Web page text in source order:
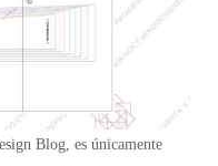
Blog, es únicamente